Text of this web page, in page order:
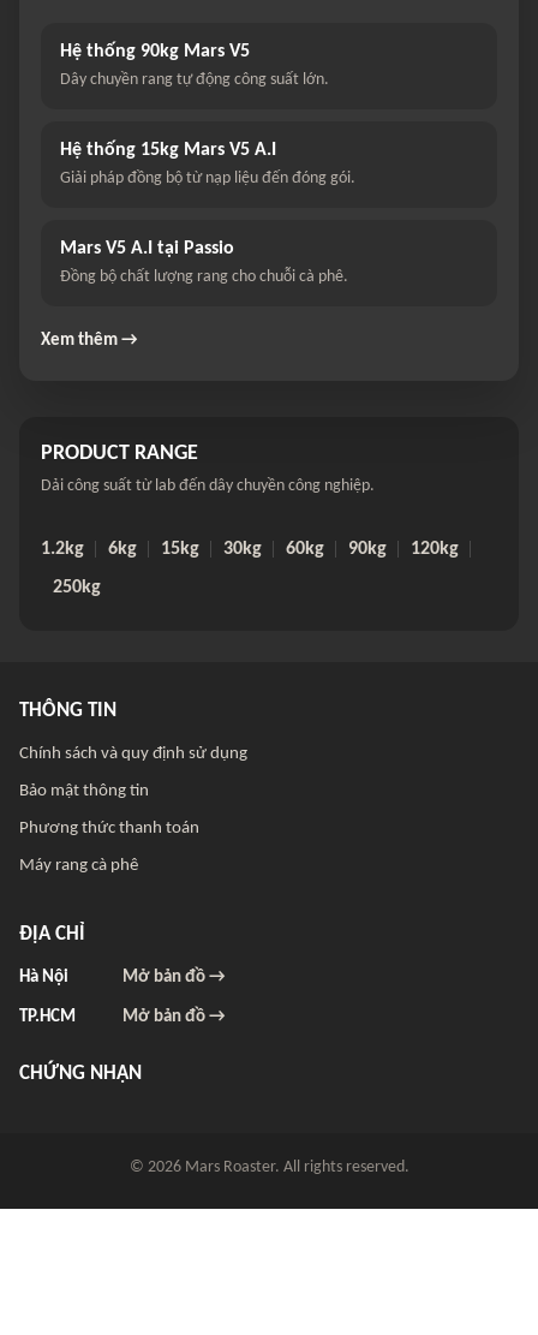
Hệ thống 90kg Mars V5
Dây chuyền rang tự động công suất lớn.
Hệ thống 15kg Mars V5 A.I
Giải pháp đồng bộ từ nạp liệu đến đóng gói.
Mars V5 A.I tại Passio
Đồng bộ chất lượng rang cho chuỗi cà phê.
Xem thêm →
PRODUCT RANGE
Dải công suất từ lab đến dây chuyền công nghiệp.
1.2kg 6kg 15kg 30kg 60kg 90kg
120kg
250kg
THÔNG TIN
Chính sách và quy định sử dụng
Bảo mật thông tin
Phương thức thanh toán
Máy rang cà phê
ĐỊA CHỈ
Hà Nội Mở bản đồ →
TP.HCM Mở bản đồ →
CHỨNG NHẬN
© 2026 Mars Roaster. All rights reserved.